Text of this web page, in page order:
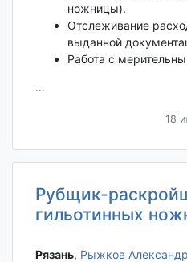
ножницы).
Отслеживание
выданной
Работа с
...
18
Рубщик-
гильотинных
Рязань‎, Рыжков